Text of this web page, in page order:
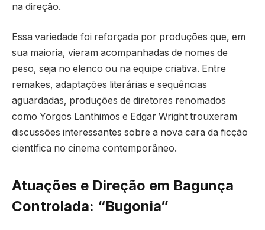
na direção.
Essa variedade foi reforçada por produções que, em
sua maioria, vieram acompanhadas de nomes de
peso, seja no elenco ou na equipe criativa. Entre
remakes, adaptações literárias e sequências
aguardadas, produções de diretores renomados
como Yorgos Lanthimos e Edgar Wright trouxeram
discussões interessantes sobre a nova cara da ficção
científica no cinema contemporâneo.
Atuações e Direção em Bagunça
Controlada: “Bugonia”